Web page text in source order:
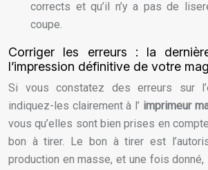
corrects et qu’il n’y a pas de
coupe.
Corriger les erreurs : la
l’impression définitive de votre
Si vous constatez des erreurs sur
indiquez-les clairement à l’ imprimeur
vous qu’elles sont bien prises en
bon à tirer. Le bon à tirer est
production en masse, et une fois